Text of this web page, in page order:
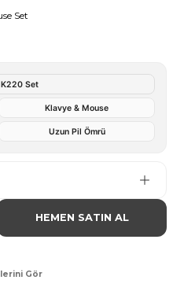
Set
Set
Klavye & Mouse
Uzun Pil Ömrü
HEMEN SATIN AL
Gör